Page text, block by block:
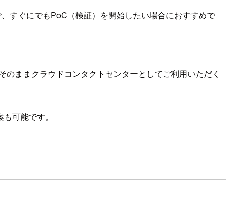
すぐにでもPoC（検証）を開始したい場合におすすめで
ままクラウドコンタクトセンターとしてご利用いただく
可能です。